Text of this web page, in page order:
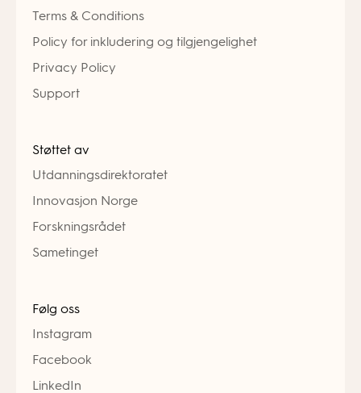
Terms & Conditions
Policy for inkludering og tilgjengelighet
Privacy Policy
Support
Støttet av
Utdanningsdirektoratet
Innovasjon Norge
Forskningsrådet
Sametinget
Følg oss
Instagram
Facebook
LinkedIn